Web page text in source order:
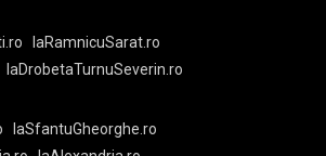
laRamnicuSarat.ro
laDrobetaTurnuSeverin.ro
laSfantuGheorghe.ro